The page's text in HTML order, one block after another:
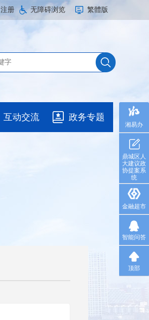
注册 无障碍浏览 繁體版
互动交流 政务专题
湘易办
鼎城区人
大建议政
协提案系
统
金融超市
智能问答
顶部